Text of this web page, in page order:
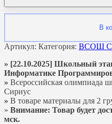
В
Артикул: Категория: ВСОШ
» [22.10.2025] Школьный
Информатике
» Всероссийская олимпиада
Сириус
» В товаре материалы для 2
» Внимание: Товар будет
мск.